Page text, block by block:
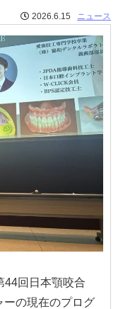
2026.6.15 ニュース
44回日本顎咬合
ーの現在のプログ